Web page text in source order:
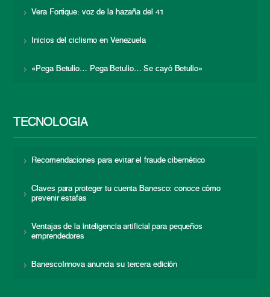
Vera Fortique: voz de la hazaña del 41
Inicios del ciclismo en Venezuela
«Pega Betulio… Pega Betulio… Se cayó Betulio»
TECNOLOGÍA
Recomendaciones para evitar el fraude cibernético
Claves para proteger tu cuenta Banesco: conoce cómo
prevenir estafas
Ventajas de la inteligencia artificial para pequeños
emprendedores
BanescoInnova anuncia su tercera edición